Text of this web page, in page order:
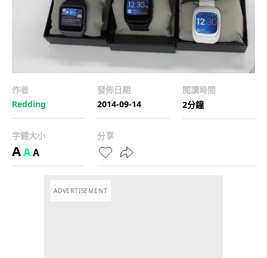
作者
Redding
發佈日期
2014-09-14
閱讀時間
2分鐘
字體大小
AAA
分享
ADVERTISEMENT